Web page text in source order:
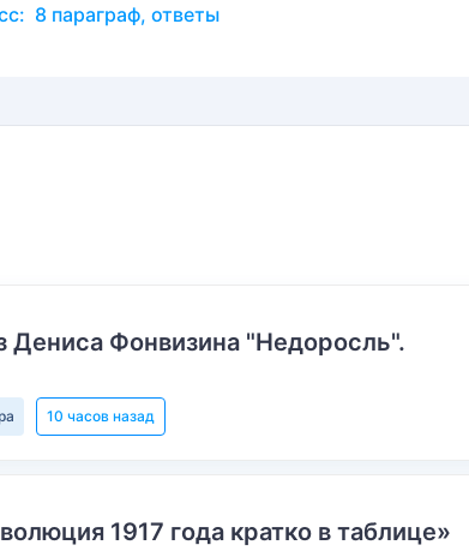
8 параграф, ответы
Дениса Фонвизина "Недоросль".
10 часов назад
1917 года кратко в таблице»